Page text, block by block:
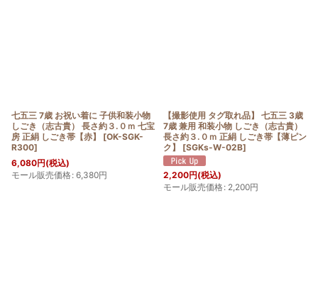
七五三 7歳 お祝い着に 子供和装小物
しごき（志古貴） 長さ約３.０ｍ 七宝
房 正絹 しごき帯【赤】
[OK-SGK-
R300]
6,080円(税込)
モール販売価格: 6,380円
【撮影使用 タグ取れ品】 七五三 3歳
7歳 兼用 和装小物 しごき（志古貴）
長さ約３.０ｍ 正絹 しごき帯【薄ピン
ク】
[SGKs-W-02B]
2,200円(税込)
モール販売価格: 2,200円